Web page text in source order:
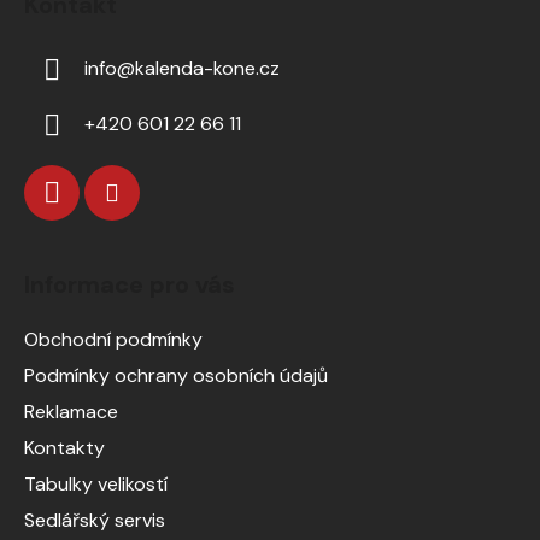
info@kalenda-kone.cz
+420 601 22 66 11
Obchodní podmínky
Podmínky ochrany osobních údajů
Reklamace
Kontakty
Tabulky velikostí
Sedlářský servis